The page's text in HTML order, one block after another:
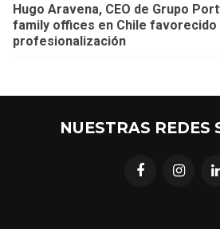
Hugo Aravena, CEO de Grupo
family offices en Chile favorecido
profesionalización
NUESTRAS REDES